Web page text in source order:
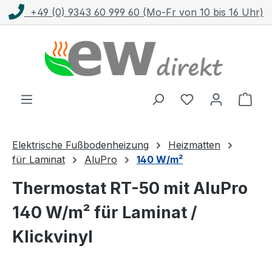
Zum Hauptinhalt springen
(0) 9343 60 999 60 (Mo-Fr von 10 bis 16 Uhr)
Elektrische Fußbodenheizung
Heizmatten
für Laminat
AluPro 140 W/m²
Thermostat RT-50 mit AluPro
140 W/m² für Laminat /
Klickvinyl